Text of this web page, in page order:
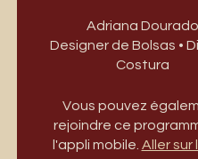
Adriana Dourado
Designer de Bolsas •
Costura
Vous pouvez
rejoindre ce
l'appli mobile. Aller sur